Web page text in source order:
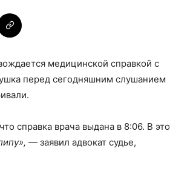
медицинской справкой с
перед сегодняшним слушанием
справка врача выдана в 8:06. В это
— заявил адвокат судье,